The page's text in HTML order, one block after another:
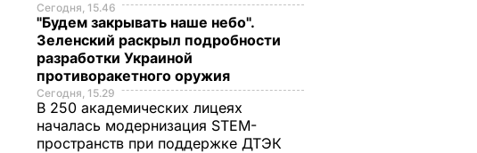
Сегодня, 15.46
"Будем закрывать наше небо".
Зеленский раскрыл подробности
разработки Украиной
противоракетного оружия
Сегодня, 15.29
В 250 академических лицеях
началась модернизация STEM-
пространств при поддержке ДТЭК​